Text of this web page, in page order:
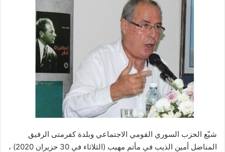
شيّع الحزب السوري القومي الاجتماعي وبلدة كفرمتى الرفيق
المناضل أمين الذيب في مأتم مهيب (الثلاثاء في 30 حزيران 2020) ،